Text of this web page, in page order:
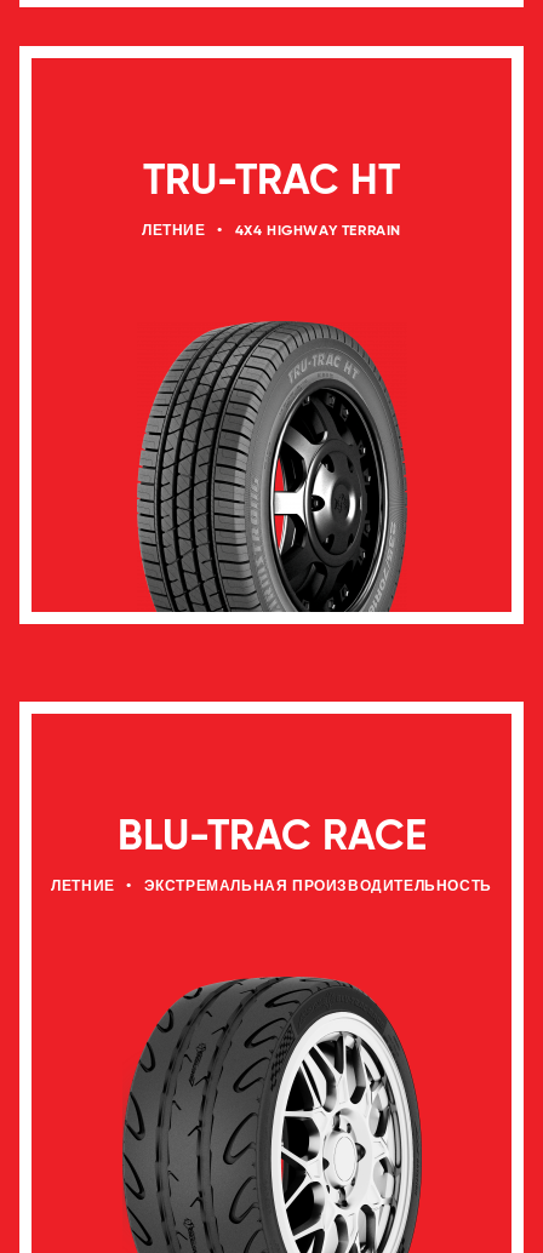
TRU-TRAC HT
ЛЕТНИЕ • 4X4 HIGHWAY TERRAIN
BLU-TRAC RACE
ЛЕТНИЕ • ЭКСТРЕМАЛЬНАЯ ПРОИЗВОДИТЕЛЬНОСТЬ